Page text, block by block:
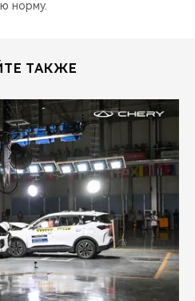
норму.
ТАКЖЕ